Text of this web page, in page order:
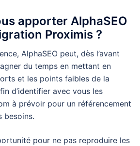
apporter AlphaSEO
Proximis ?
AlphaSEO peut, dès l’avant
du temps en mettant en
et les points faibles de la
d’identifier avec vous les
à prévoir pour un référencement
besoins.
pour ne pas reproduire les